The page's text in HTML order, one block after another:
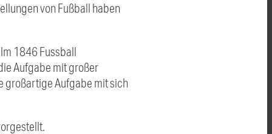
von Fußball haben
1846 Fussball
Aufgabe mit großer
großartige Aufgabe mit sich